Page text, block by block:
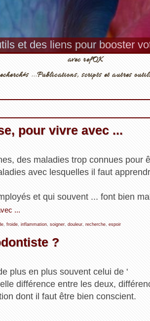
et des liens pour booster
avec refOK
...Publications, scripts et autres
pour vivre avec ...
des maladies trop connues pour
avec lesquelles il faut
et qui souvent ... font bien
...
, froide, inflammation, soigner, douleur, recherche, espoir
?
plus en plus souvent celui de '
différence entre les deux,
dont il faut être bien conscient.